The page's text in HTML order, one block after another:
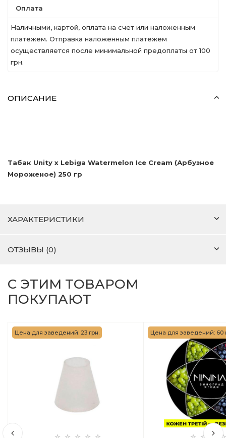
Оплата
Наличными, картой, оплата на счет или наложенным
платежем. Отправка наложенным платежем
осуществляется после минимальной предоплаты от 100
грн.
ОПИСАНИЕ
Табак Unity x Lebiga Watermelon Ice Cream (Арбузное
Мороженое) 250 гр
ХАРАКТЕРИСТИКИ
ОТЗЫВЫ (0)
С ЭТИМ ТОВАРОМ
ПОКУПАЮТ
Цена для заведений: 23 грн. Цена для заведений: 60